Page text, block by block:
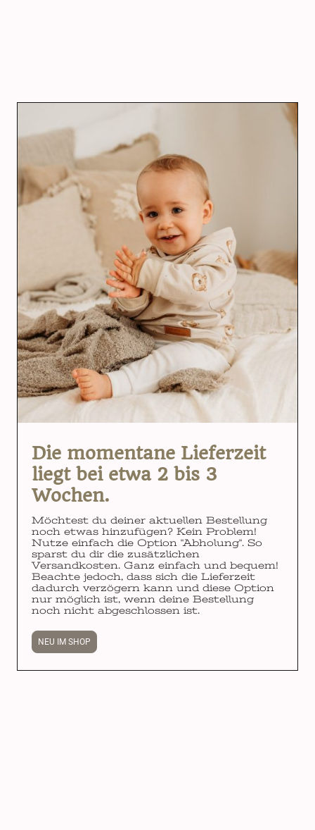
Die momentane Lieferzeit
liegt bei etwa 2 bis 3
Wochen.
Möchtest du deiner aktuellen Bestellung
noch etwas hinzufügen? Kein Problem!
Nutze einfach die Option "Abholung". So
sparst du dir die zusätzlichen
Versandkosten. Ganz einfach und bequem!
Beachte jedoch, dass sich die Lieferzeit
dadurch verzögern kann und diese Option
nur möglich ist, wenn deine Bestellung
noch nicht abgeschlossen ist.
NEU IM SHOP